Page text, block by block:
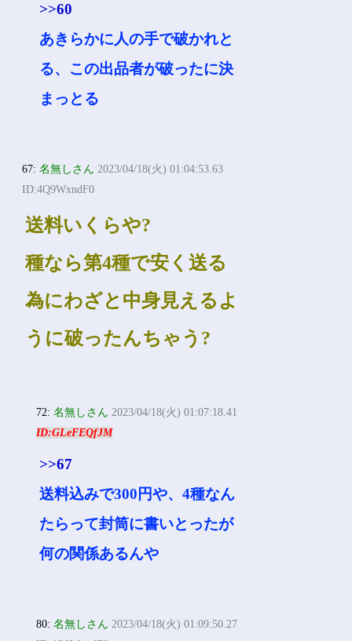
>>60
あきらかに人の手で破かれと
る、この出品者が破ったに決
まっとる
67:名無しさん 2023/04/18(火) 01:04:53.63
ID:4Q9WxndF0
送料いくらや?
種なら第4種で安く送る
為にわざと中身見えるよ
うに破ったんちゃう?
72:名無しさん 2023/04/18(火) 01:07:18.41
ID:GLeFEQfJM
>>67
送料込みで300円や、4種なん
たらって封筒に書いとったが
何の関係あるんや
80:名無しさん 2023/04/18(火) 01:09:50.27